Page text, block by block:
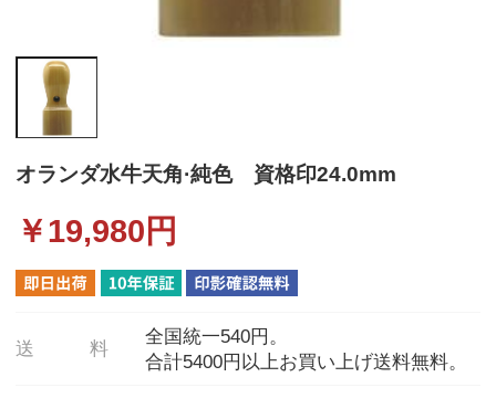
オランダ水牛天角·純色 資格印24.0mm
￥19,980 円
送 料
全国統一540円。
合計5400円以上お買い上げ送料無料。